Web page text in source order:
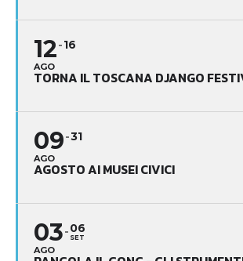
12
AGO
16
TORNA IL TOSCANA DJANGO
09
AGO
31
AGOSTO AI MUSEI CIVICI
03
AGO
06
SET